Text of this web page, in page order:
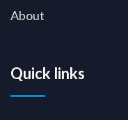
About
Quick links